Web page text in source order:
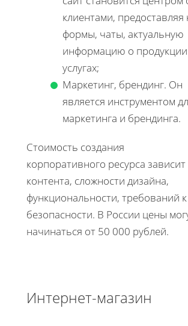
клиентами, предоставляя
формы, чаты, актуальную
информацию о
услугах;
Маркетинг, брендинг. Он
является инструментом
маркетинга и брендинга.
Стоимость создания
корпоративного ресурса
контента, сложности дизайна,
функциональности, требований к
безопасности. В России цены
начинаться от 50 000 рублей.
Интернет-магазин